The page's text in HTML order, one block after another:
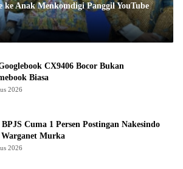
ke Anak Menkomdigi Panggil YouTube
CX9406 Bocor Bukan
Biasa
2026
Cuma 1 Persen Postingan Nakesindo
Murka
2026